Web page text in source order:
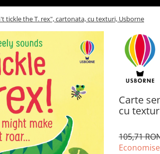
tickle the T. rex", cartonata, cu texturi, Usborne
Carte
cu
105,71